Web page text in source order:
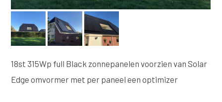
18st 315Wp full Black zonnepanelen voorzien van Solar
Edge omvormer met per paneel een optimizer